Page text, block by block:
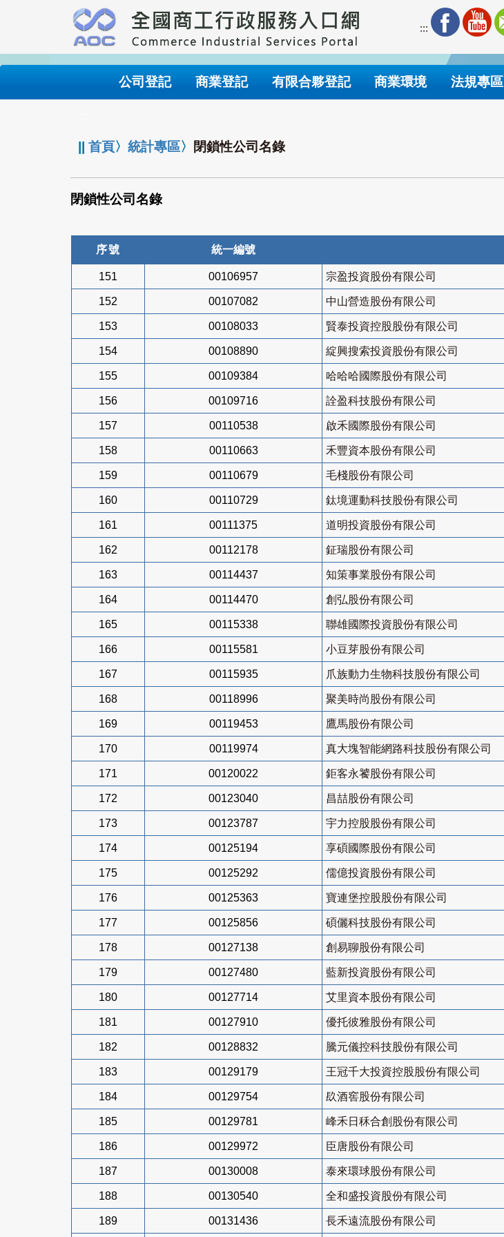
要
內
:::
公司登記 商業登記 有限合夥登記 商業環境 法規專區
||首頁〉統計專區〉 閉鎖性公司名錄
閉鎖性公司名錄
序號 統一編號
151 00106957 宗盈投資股份有限公司
152 00107082 中山營造股份有限公司
153 00108033 賢泰投資控股股份有限公司
154 00108890 綻興搜索投資股份有限公司
155 00109384 哈哈哈國際股份有限公司
156 00109716 詮盈科技股份有限公司
157 00110538 啟禾國際股份有限公司
158 00110663 禾豐資本股份有限公司
159 00110679 毛棧股份有限公司
160 00110729 鈦境運動科技股份有限公司
161 00111375 道明投資股份有限公司
162 00112178 鉦瑞股份有限公司
163 00114437 知策事業股份有限公司
164 00114470 創弘股份有限公司
165 00115338 聯雄國際投資股份有限公司
166 00115581 小豆芽股份有限公司
167 00115935 爪族動力生物科技股份有限公司
168 00118996 聚美時尚股份有限公司
169 00119453 鷹馬股份有限公司
170 00119974 真大塊智能網路科技股份有限公司
171 00120022 鉅客永饕股份有限公司
172 00123040 昌喆股份有限公司
173 00123787 宇力控股股份有限公司
174 00125194 享碩國際股份有限公司
175 00125292 儒億投資股份有限公司
176 00125363 寶連堡控股股份有限公司
177 00125856 碩儷科技股份有限公司
178 00127138 創易聊股份有限公司
179 00127480 藍新投資股份有限公司
180 00127714 艾里資本股份有限公司
181 00127910 優托彼雅股份有限公司
182 00128832 騰元儀控科技股份有限公司
183 00129179 王冠千大投資控股股份有限公司
184 00129754 镹酒窖股份有限公司
185 00129781 峰禾日秝合創股份有限公司
186 00129972 臣唐股份有限公司
187 00130008 泰來環球股份有限公司
188 00130540 全和盛投資股份有限公司
189 00131436 長禾遠流股份有限公司